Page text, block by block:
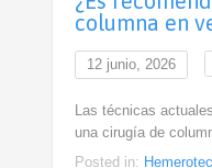
columna en
12 junio, 2026
Las técnicas
una cirugía de
Posted in: